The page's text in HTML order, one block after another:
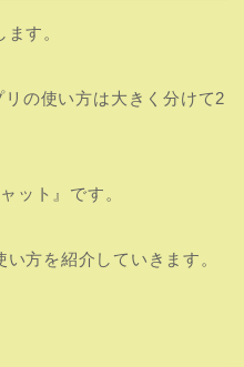
す。
の使い方は大きく分けて2
ット』です。
方を紹介していきます。